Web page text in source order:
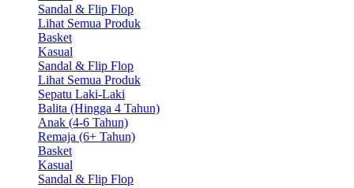
Sandal & Flip Flop
Lihat Semua Produk
Basket
Kasual
Sandal & Flip Flop
Lihat Semua Produk
Sepatu Laki-Laki
Balita (Hingga 4 Tahun)
Anak (4-6 Tahun)
Remaja (6+ Tahun)
Basket
Kasual
Sandal & Flip Flop